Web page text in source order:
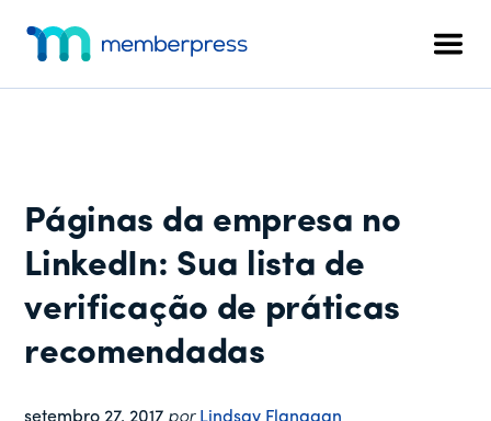
para
conteúdo
para
barra
para
rodapé
adicional
completo
para
Páginas da empresa no
LinkedIn: Sua lista de
verificação de práticas
recomendadas